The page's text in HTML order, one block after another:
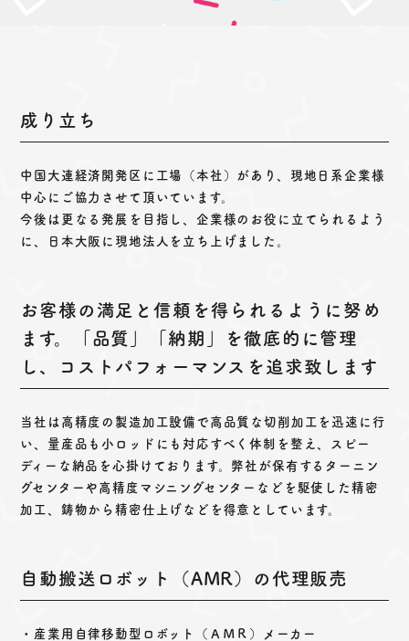
成り立ち
中国大連経済開発区に工場（本社）があり、現地日系企業様
中心にご協力させて頂いています。
今後は更なる発展を目指し、企業様のお役に立てられるよう
に、日本大阪に現地法人を立ち上げました。
お客様の満足と信頼を得られるように努め
ます。「品質」「納期」を徹底的に管理
し、コストパフォーマンスを追求致します
当社は高精度の製造加工設備で高品質な切削加工を迅速に行
い、量産品も小ロッドにも対応すべく体制を整え、スピー
ディーな納品を心掛けております。弊社が保有するターニン
グセンターや高精度マシニングセンターなどを駆使した精密
加工、鋳物から精密仕上げなどを得意としています。
自動搬送ロボット（AMR）の代理販売
・産業用自律移動型ロボット（ＡＭＲ）メーカー